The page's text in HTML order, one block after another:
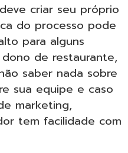
criar seu próprio
do processo pode
para alguns
de restaurante,
saber nada sobre
sua equipe e caso
marketing,
tem facilidade com